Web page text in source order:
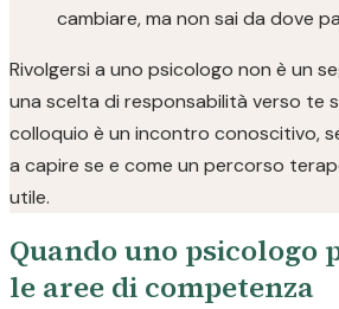
cambiare, ma non sai da dove
Rivolgersi a uno psicologo non è un
una scelta di responsabilità verso te
colloquio è un incontro conoscitivo,
a capire se e come un percorso
utile.
Quando uno psicologo
le aree di competenza